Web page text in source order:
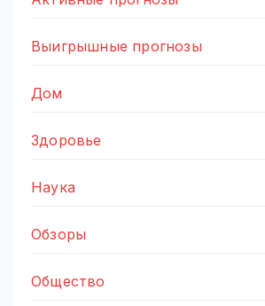
Выигрышные прогнозы
Дом
Здоровье
Наука
Обзоры
Общество